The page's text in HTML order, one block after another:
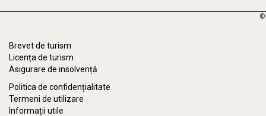
©
Brevet de turism
Licența de turism
Asigurare de insolvență
Politica de confidențialitate
Termeni de utilizare
Informații utile